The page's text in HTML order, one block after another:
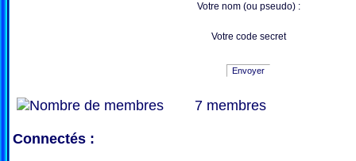
Votre nom (ou pseudo) :
Votre code secret
Envoyer
7 membres
Connectés :